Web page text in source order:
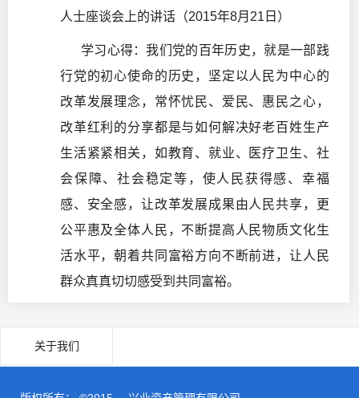
人士座谈会上的讲话（2015年8月21日）
学习心得：我们党的百年历史，就是一部践
行党的初心使命的历史，坚定以人民为中心的
改革发展理念，常怀忧民、爱民、惠民之心，
改革红利的分享都是与如何解决好老百姓生产
生活紧紧相关，如教育、就业、医疗卫生、社
会保障、社会稳定等，使人民获得感、幸福
感、安全感，让改革发展成果由人民共享，更
公平惠及全体人民，不断提高人民物质文化生
活水平，朝着共同富裕方向不断前进，让人民
群众真真切切感受到共同富裕。
关于我们